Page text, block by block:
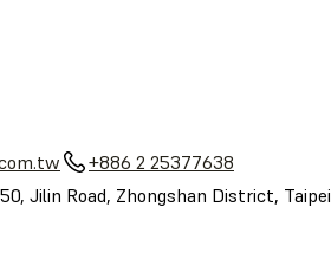
+886 2 25377638
Jilin Road, Zhongshan District, Taipei